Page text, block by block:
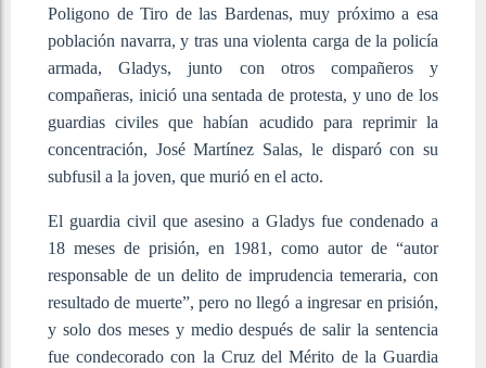
Poligono de Tiro de las Bardenas, muy próximo a esa
población navarra, y tras una violenta carga de la policía
armada, Gladys, junto con otros compañeros y
compañeras, inició una sentada de protesta, y uno de los
guardias civiles que habían acudido para reprimir la
concentración, José Martínez Salas, le disparó con su
subfusil a la joven, que murió en el acto.
El guardia civil que asesino a Gladys fue condenado a
18 meses de prisión, en 1981, como autor de “autor
responsable de un delito de imprudencia temeraria, con
resultado de muerte”, pero no llegó a ingresar en prisión,
y solo dos meses y medio después de salir la sentencia
fue condecorado con la Cruz del Mérito de la Guardia